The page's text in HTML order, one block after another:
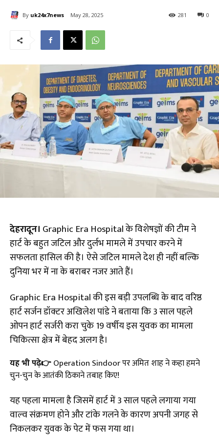
By uk24x7news May 28, 2025 0
281
देहरादून। Graphic Era Hospital के विशेषज्ञों की टीम ने
हार्ट के बहुत जटिल और दुर्लभ मामले में उपचार करने में
सफलता हासिल की है। ऐसे जटिल मामले देश ही नहीं बल्कि
दुनिया भर में ना के बराबर नजर आते हैं।
Graphic Era Hospital की इस बड़ी उपलब्धि के बाद वरिष्ठ
हार्ट सर्जन डॉक्टर अखिलेश पांडे ने बताया कि 3 साल पहले
ओपन हार्ट सर्जरी करा चुके 19 वर्षीय इस युवक का मामला
चिकित्सा क्षेत्र में बेहद अलग है।
यह भी पढ़े👉Operation Sindoor पर अमित शाह ने कहा हमने
चुन-चुन के आतंकी ठ‍िकाने तबाह किए!
यह पहला मामला है जिसमें हार्ट में 3 साल पहले लगाया गया
वाल्व संक्रमण होने और टांके गलने के कारण अपनी जगह से
निकलकर युवक के पेट में फस गया था।